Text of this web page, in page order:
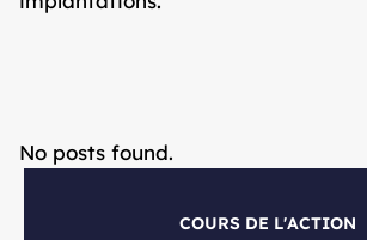
No posts found.
COURS DE L'ACTION